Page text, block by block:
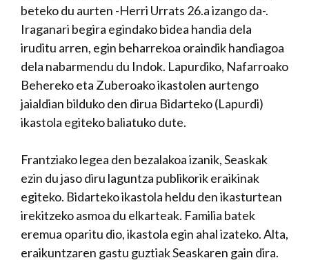
beteko du aurten -Herri Urrats 26.a izango da-.
Iraganari begira egindako bidea handia dela
iruditu arren, egin beharrekoa oraindik handiagoa
dela nabarmendu du Indok. Lapurdiko, Nafarroako
Behereko eta Zuberoako ikastolen aurtengo
jaialdian bilduko den dirua Bidarteko (Lapurdi)
ikastola egiteko baliatuko dute.
Frantziako legea den bezalakoa izanik, Seaskak
ezin du jaso diru laguntza publikorik eraikinak
egiteko. Bidarteko ikastola heldu den ikasturtean
irekitzeko asmoa du elkarteak. Familia batek
eremua oparitu dio, ikastola egin ahal izateko. Alta,
eraikuntzaren gastu guztiak Seaskaren gain dira.